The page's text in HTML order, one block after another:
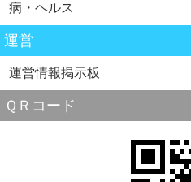
病・ヘルス
運営
運営情報掲示板
ＱＲコード